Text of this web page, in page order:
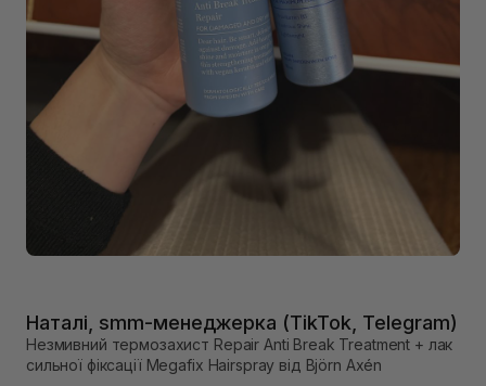
Наталі, smm-менеджерка (TikTok, Telegram)
Незмивний термозахист Repair Anti Break Treatment + лак
сильної фіксації Megafix Hairspray від Björn Axén